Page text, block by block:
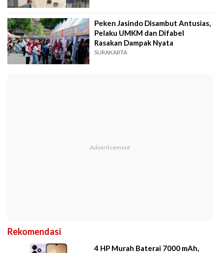
Peken Jasindo Disambut Antusias,
Pelaku UMKM dan Difabel
Rasakan Dampak Nyata
SURAKARTA
Rekomendasi
4 HP Murah Baterai 7000 mAh,